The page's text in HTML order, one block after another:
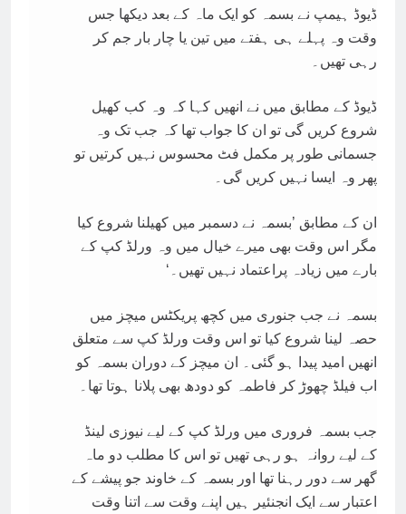
ڈیوڈ ہیمپ نے بسمہ کو ایک ماہ کے بعد دیکھا جس
وقت وہ پہلے ہی ہفتے میں تین یا چار بار جم کر
رہی تھیں۔
ڈیوڈ کے مطابق میں نے انھیں کہا کہ وہ کب کھیل
شروع کریں گی تو ان کا جواب تھا کہ جب تک وہ
جسمانی طور پر مکمل فٹ محسوس نہیں کرتیں تو
پھر وہ ایسا نہیں کریں گی۔
ان کے مطابق ’بسمہ نے دسمبر میں کھیلنا شروع کیا
مگر اس وقت بھی میرے خیال میں وہ ورلڈ کپ کے
بارے میں زیادہ پراعتماد نہیں تھیں۔‘
بسمہ نے جب جنوری میں کچھ پریکٹس میچز میں
حصہ لینا شروع کیا تو اس وقت ورلڈ کپ سے متعلق
انھیں امید پیدا ہو گئی۔ ان میچز کے دوران بسمہ کو
اب فیلڈ چھوڑ کر فاطمہ کو دودھ بھی پلانا ہوتا تھا۔
جب بسمہ فروری میں ورلڈ کپ کے لیے نیوزی لینڈ
کے لیے روانہ ہو رہی تھیں تو اس کا مطلب دو ماہ
گھر سے دور رہنا تھا اور بسمہ کے خاوند جو پیشے کے
اعتبار سے ایک انجنئیر ہیں اپنے وقت سے اتنا وقت